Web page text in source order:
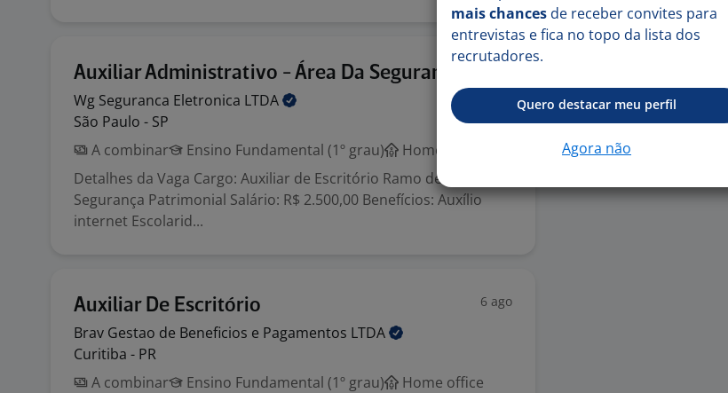
Auxiliar Administrativo - Área Da Segurança
Wg Seguranca Eletronica LTDA
São Paulo - SP
A combinar
Ensino Fundamental (1º grau)
Home office
Detalhes da Vaga Cargo: Auxiliar de Escritório Ramo de Atuação:
Segurança Patrimonial Salário: R$ 2.500,00 Benefícios: Auxílio
internet Escolarid...
Auxiliar De Escritório 6 ago
Brav Gestao de Beneficios e Pagamentos LTDA
Curitiba - PR
A combinar
Ensino Fundamental (1º grau)
Home office
Denunciar vaga
mais chances de receber convites para
entrevistas e fica no topo da lista dos
recrutadores.
Quero destacar meu perfil
Agora não